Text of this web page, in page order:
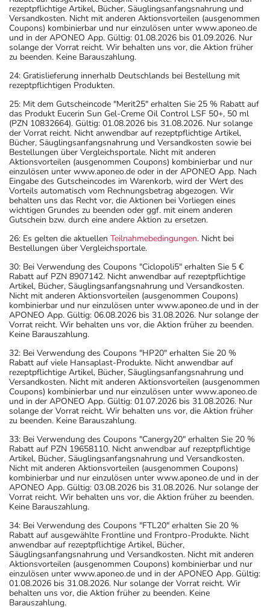
rezeptpflichtige Artikel, Bücher, Säuglingsanfangsnahrung und
Versandkosten. Nicht mit anderen Aktionsvorteilen (ausgenommen
Coupons) kombinierbar und nur einzulösen unter www.aponeo.de
und in der APONEO App. Gültig: 01.08.2026 bis 01.09.2026. Nur
solange der Vorrat reicht. Wir behalten uns vor, die Aktion früher
zu beenden. Keine Barauszahlung.
24: Gratislieferung innerhalb Deutschlands bei Bestellung mit
rezeptpflichtigen Produkten.
25: Mit dem Gutscheincode "Merit25" erhalten Sie 25 % Rabatt auf
das Produkt Eucerin Sun Gel-Creme Oil Control LSF 50+, 50 ml
(PZN 10832664). Gültig: 01.08.2026 bis 31.08.2026. Nur solange
der Vorrat reicht. Nicht anwendbar auf rezeptpflichtige Artikel,
Bücher, Säuglingsanfangsnahrung und Versandkosten sowie bei
Bestellungen über Vergleichsportale. Nicht mit anderen
Aktionsvorteilen (ausgenommen Coupons) kombinierbar und nur
einzulösen unter www.aponeo.de oder in der APONEO App. Nach
Eingabe des Gutscheincodes im Warenkorb, wird der Wert des
Vorteils automatisch vom Rechnungsbetrag abgezogen. Wir
behalten uns das Recht vor, die Aktionen bei Vorliegen eines
wichtigen Grundes zu beenden oder ggf. mit einem anderen
Gutschein bzw. durch eine andere Aktion zu ersetzen.
26: Es gelten die aktuellen Teilnahmebedingungen. Nicht bei
Bestellungen über Vergleichsportale.
30: Bei Verwendung des Coupons "Ciclopoli5" erhalten Sie 5 €
Rabatt auf PZN 8907142. Nicht anwendbar auf rezeptpflichtige
Artikel, Bücher, Säuglingsanfangsnahrung und Versandkosten.
Nicht mit anderen Aktionsvorteilen (ausgenommen Coupons)
kombinierbar und nur einzulösen unter www.aponeo.de und in der
APONEO App. Gültig: 06.08.2026 bis 31.08.2026. Nur solange der
Vorrat reicht. Wir behalten uns vor, die Aktion früher zu beenden.
Keine Barauszahlung.
32: Bei Verwendung des Coupons "HP20" erhalten Sie 20 %
Rabatt auf viele Hansaplast-Produkte. Nicht anwendbar auf
rezeptpflichtige Artikel, Bücher, Säuglingsanfangsnahrung und
Versandkosten. Nicht mit anderen Aktionsvorteilen (ausgenommen
Coupons) kombinierbar und nur einzulösen unter www.aponeo.de
und in der APONEO App. Gültig: 01.07.2026 bis 31.08.2026. Nur
solange der Vorrat reicht. Wir behalten uns vor, die Aktion früher
zu beenden. Keine Barauszahlung.
33: Bei Verwendung des Coupons "Canergy20" erhalten Sie 20 %
Rabatt auf PZN 19658110. Nicht anwendbar auf rezeptpflichtige
Artikel, Bücher, Säuglingsanfangsnahrung und Versandkosten.
Nicht mit anderen Aktionsvorteilen (ausgenommen Coupons)
kombinierbar und nur einzulösen unter www.aponeo.de und in der
APONEO App. Gültig: 03.08.2026 bis 31.08.2026. Nur solange der
Vorrat reicht. Wir behalten uns vor, die Aktion früher zu beenden.
Keine Barauszahlung.
34: Bei Verwendung des Coupons "FTL20" erhalten Sie 20 %
Rabatt auf ausgewählte Frontline und Frontpro-Produkte. Nicht
anwendbar auf rezeptpflichtige Artikel, Bücher,
Säuglingsanfangsnahrung und Versandkosten. Nicht mit anderen
Aktionsvorteilen (ausgenommen Coupons) kombinierbar und nur
einzulösen unter www.aponeo.de und in der APONEO App. Gültig:
01.08.2026 bis 31.08.2026. Nur solange der Vorrat reicht. Wir
behalten uns vor, die Aktion früher zu beenden. Keine
Barauszahlung.